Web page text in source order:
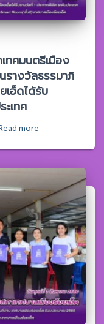
ทศมนตรีเมือง
รางวัลธรรมาภิ
เอ็ดได้รับ
เทศ
more